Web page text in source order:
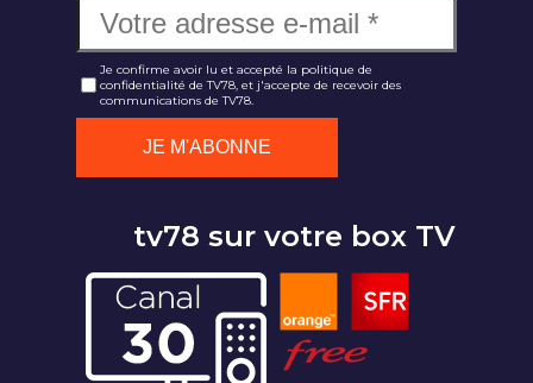
Je confirme avoir lu et accepté la politique de
confidentialité de TV78, et j'accepte de recevoir des
communications de TV78.
tv78 sur votre box TV